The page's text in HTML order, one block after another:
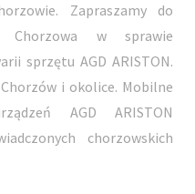
Zapraszamy do
w sprawie
sprzętu AGD ARISTON.
i okolice. Mobilne
AGD ARISTON
chorzowskich